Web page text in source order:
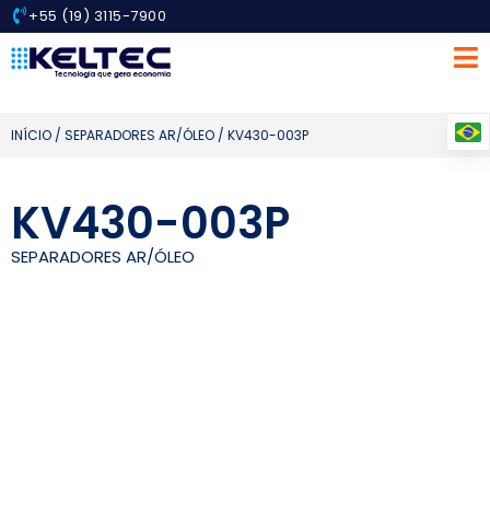
+55 (19) 3115-7900
INÍCIO / SEPARADORES AR/ÓLEO / KV430-003P
KV430-003P
SEPARADORES AR/ÓLEO